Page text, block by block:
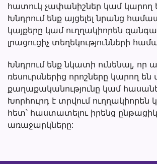
հատուկ չափանիշներ կամ կարող
Խնդրում ենք այցելել նրանց
կայքերը կամ ուղղակիորեն
լրացուցիչ տեղեկությունների
Խնդրում ենք նկատի ունենալ, որ
ռեսուրսներից որոշները կարող են
քաղաքականությունը կամ
Խորհուրդ է տրվում ուղղակիորեն
հետ՝ հաստատելու իրենց ընթացիկ
առաջարկները: